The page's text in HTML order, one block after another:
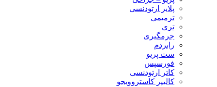
پلایر ارتودنسی
ترمیمی
تری
جرمگیری
رابردم
ست پریو
فورسپس
کاتر ارتودنسی
کالیپر کاستروویجو